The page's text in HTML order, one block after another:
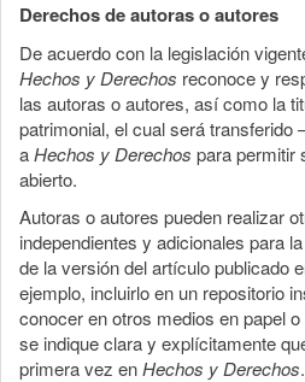
Derechos de autoras o autores
De acuerdo con la legislación
Hechos y Derechos reconoce y
las autoras o autores, así como la
patrimonial, el cual será
aHechos y Derechos para permitir
abierto.
Autoras o autores pueden realizar
independientes y adicionales para
de la versión del artículo publicado
ejemplo, incluirlo en un repositorio
conocer en otros medios en papel
se indique clara y explícitamente
primera vez enHechos y Derechos.